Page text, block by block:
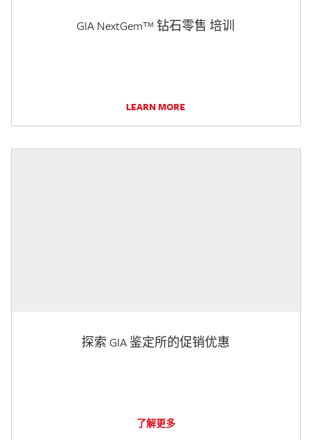
GIA NextGem™ 钻石零售 培训
LEARN MORE
探索 GIA 鉴定所的促销优惠
了解更多